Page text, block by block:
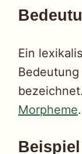
Ein
Morpheme.
Beispiel